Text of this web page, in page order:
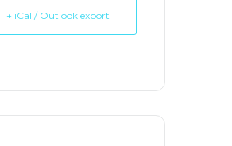
+ iCal / Outlook export